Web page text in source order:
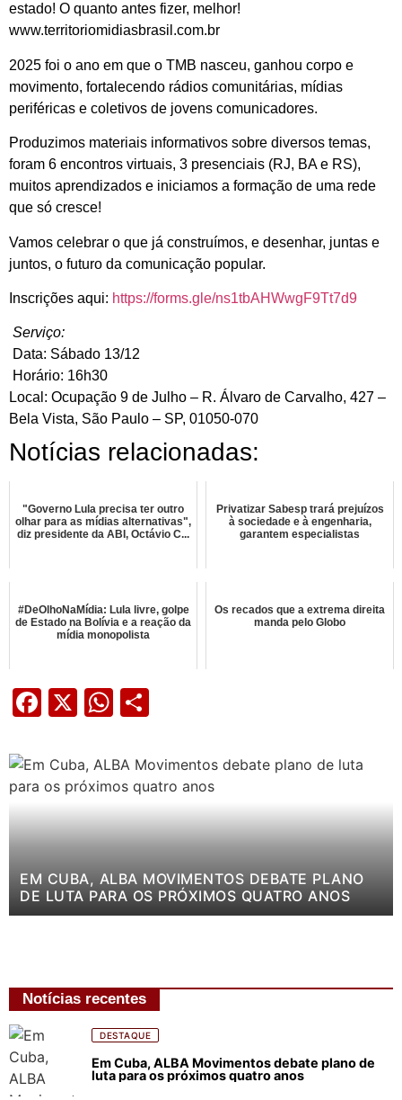
estado! O quanto antes fizer, melhor!
www.territoriomidiasbrasil.com.br
2025 foi o ano em que o TMB nasceu, ganhou corpo e
movimento, fortalecendo rádios comunitárias, mídias
periféricas e coletivos de jovens comunicadores.
Produzimos materiais informativos sobre diversos temas,
foram 6 encontros virtuais, 3 presenciais (RJ, BA e RS),
muitos aprendizados e iniciamos a formação de uma rede
que só cresce!
Vamos celebrar o que já construímos, e desenhar, juntas e
juntos, o futuro da comunicação popular.
Inscrições aqui: https://forms.gle/ns1tbAHWwgF9Tt7d9
Serviço:
Data: Sábado 13/12
Horário: 16h30
Local: Ocupação 9 de Julho – R. Álvaro de Carvalho, 427 –
Bela Vista, São Paulo – SP, 01050-070
Notícias relacionadas:
"Governo Lula precisa ter outro
olhar para as mídias alternativas",
diz presidente da ABI, Octávio C...
Privatizar Sabesp trará prejuízos
à sociedade e à engenharia,
garantem especialistas
#DeOlhoNaMídia: Lula livre, golpe
de Estado na Bolívia e a reação da
mídia monopolista
Os recados que a extrema direita
manda pelo Globo
Facebook
X WhatsApp
EM CUBA, ALBA MOVIMENTOS DEBATE PLANO
DE LUTA PARA OS PRÓXIMOS QUATRO ANOS
Notícias recentes
DESTAQUE
Em Cuba, ALBA Movimentos debate plano de
luta para os próximos quatro anos